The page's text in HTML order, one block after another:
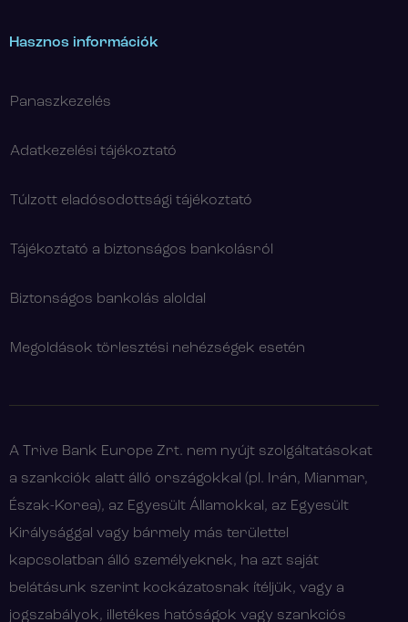
Hasznos információk
Panaszkezelés
Adatkezelési tájékoztató
Túlzott eladósodottsági tájékoztató
Tájékoztató a biztonságos bankolásról
Biztonságos bankolás aloldal
Megoldások törlesztési nehézségek esetén
A Trive Bank Europe Zrt. nem nyújt szolgáltatásokat
a szankciók alatt álló országokkal (pl. Irán, Mianmar,
Észak-Korea), az Egyesült Államokkal, az Egyesült
Királysággal vagy bármely más területtel
kapcsolatban álló személyeknek, ha azt saját
belátásunk szerint kockázatosnak ítéljük, vagy a
jogszabályok, illetékes hatóságok vagy szankciós